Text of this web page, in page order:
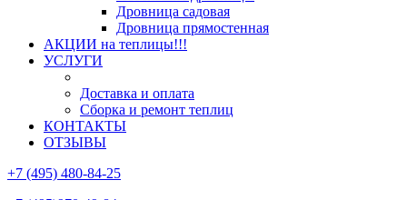
Дровница садовая
Дровница прямостенная
АКЦИИ на теплицы!!!
УСЛУГИ
Доставка и оплата
Сборка и ремонт теплиц
КОНТАКТЫ
ОТЗЫВЫ
+7 (495) 480-84-25